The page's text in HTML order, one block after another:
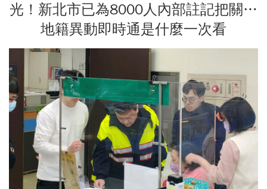
光！新北市已為8000人內部註記把關…
地籍異動即時通是什麼一次看